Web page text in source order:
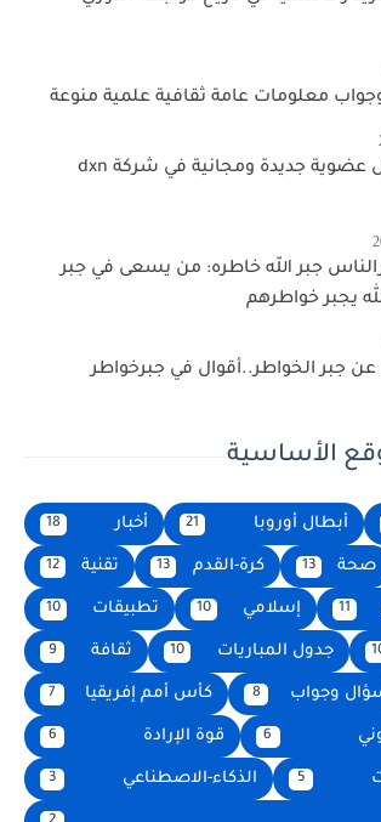
كيفية تسجيل عضوية جديدة ومجانية في شركة dxn
جبر الله خاطره: من يسعى في جبر
يجبر خواطرهم
جبر الخواطر..أقوال في جبرخواطر
الأساسية
أبطال أوروبا أخبار
كرة-القدم تقنية
إسلامي تطبيقات
جدول المباريات ثقافة
وجواب كأس أمم إفريقيا
قوة الإرادة
الذكاء-الاصطناعي